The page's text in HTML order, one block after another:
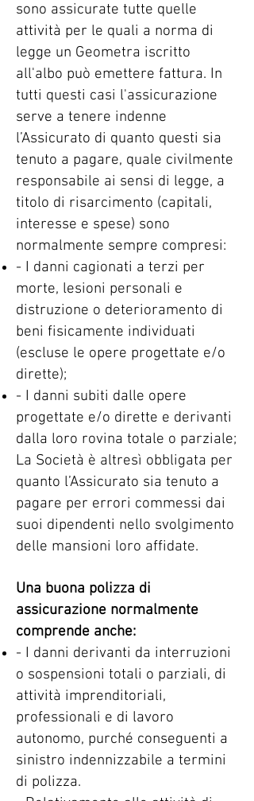
sono assicurate tutte quelle
attività per le quali a norma di
legge un Geometra iscritto
all'albo può emettere fattura. In
tutti questi casi l'assicurazione
serve a tenere indenne
l’Assicurato di quanto questi sia
tenuto a pagare, quale civilmente
responsabile ai sensi di legge, a
titolo di risarcimento (capitali,
interesse e spese) sono
normalmente sempre compresi:
- I danni cagionati a terzi per
morte, lesioni personali e
distruzione o deterioramento di
beni fisicamente individuati
(escluse le opere progettate e/o
dirette);
- I danni subiti dalle opere
progettate e/o dirette e derivanti
dalla loro rovina totale o parziale;
La Società è altresì obbligata per
quanto l’Assicurato sia tenuto a
pagare per errori commessi dai
suoi dipendenti nello svolgimento
delle mansioni loro affidate.
Una buona polizza di
assicurazione normalmente
comprende anche:
- I danni derivanti da interruzioni
o sospensioni totali o parziali, di
attività imprenditoriali,
professionali e di lavoro
autonomo, purché conseguenti a
sinistro indennizzabile a termini
di polizza.